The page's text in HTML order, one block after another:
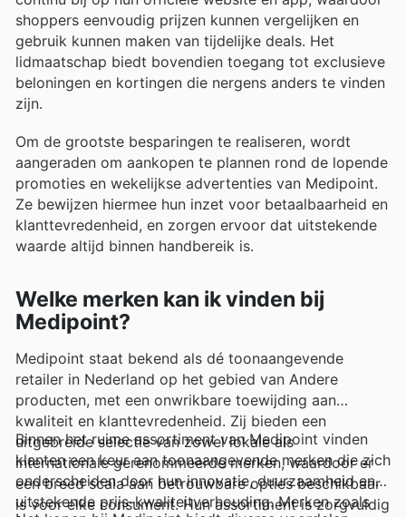
shoppers eenvoudig prijzen kunnen vergelijken en
gebruik kunnen maken van tijdelijke deals. Het
lidmaatschap biedt bovendien toegang tot exclusieve
beloningen en kortingen die nergens anders te vinden
zijn.
Om de grootste besparingen te realiseren, wordt
aangeraden om aankopen te plannen rond de lopende
promoties en wekelijkse advertenties van Medipoint.
Ze bewijzen hiermee hun inzet voor betaalbaarheid en
klanttevredenheid, en zorgen ervoor dat uitstekende
waarde altijd binnen handbereik is.
Welke merken kan ik vinden bij
Medipoint?
Medipoint staat bekend als dé toonaangevende
retailer in Nederland op het gebied van Andere
producten, met een onwrikbare toewijding aan
kwaliteit en klanttevredenheid. Zij bieden een
uitgebreide selectie van zowel lokale als
internationale gerenommeerde merken, waardoor er
een breed scala aan betrouwbare opties beschikbaar
is voor elke consument. Hun assortiment is zorgvuldig
Binnen het ruime assortiment van Medipoint vinden
klanten een keur aan toonaangevende merken die zich
onderscheiden door hun innovatie, duurzaamheid en
uitstekende prijs-kwaliteitverhouding. Merken zoals